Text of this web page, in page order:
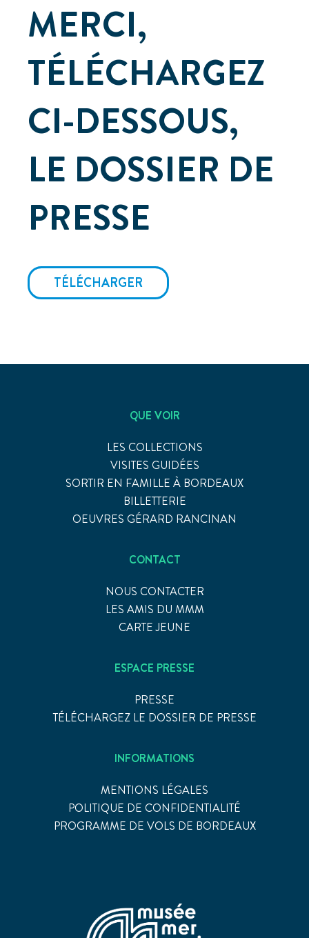
MERCI,
TÉLÉCHARGEZ
CI-DESSOUS,
LE DOSSIER DE
PRESSE
TÉLÉCHARGER
QUE VOIR
LES COLLECTIONS
VISITES GUIDÉES
SORTIR EN FAMILLE À BORDEAUX
BILLETTERIE
OEUVRES GÉRARD RANCINAN
CONTACT
NOUS CONTACTER
LES AMIS DU MMM
CARTE JEUNE
ESPACE PRESSE
PRESSE
TÉLÉCHARGEZ LE DOSSIER DE PRESSE
INFORMATIONS
MENTIONS LÉGALES
POLITIQUE DE CONFIDENTIALITÉ
PROGRAMME DE VOLS DE BORDEAUX